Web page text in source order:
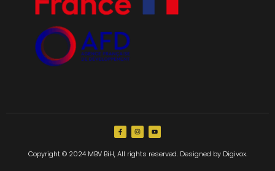
Copyright © 2024 MBV BiH, All rights reserved. Designed by Digivox.